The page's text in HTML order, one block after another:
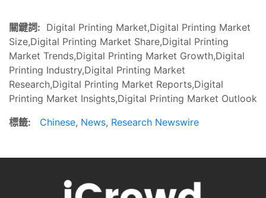
關鍵詞: Digital Printing Market,Digital Printing Market
Size,Digital Printing Market Share,Digital Printing
Market Trends,Digital Printing Market Growth,Digital
Printing Industry,Digital Printing Market
Research,Digital Printing Market Reports,Digital
Printing Market Insights,Digital Printing Market Outlook
標籤:
Chinese, News, Research Newswire